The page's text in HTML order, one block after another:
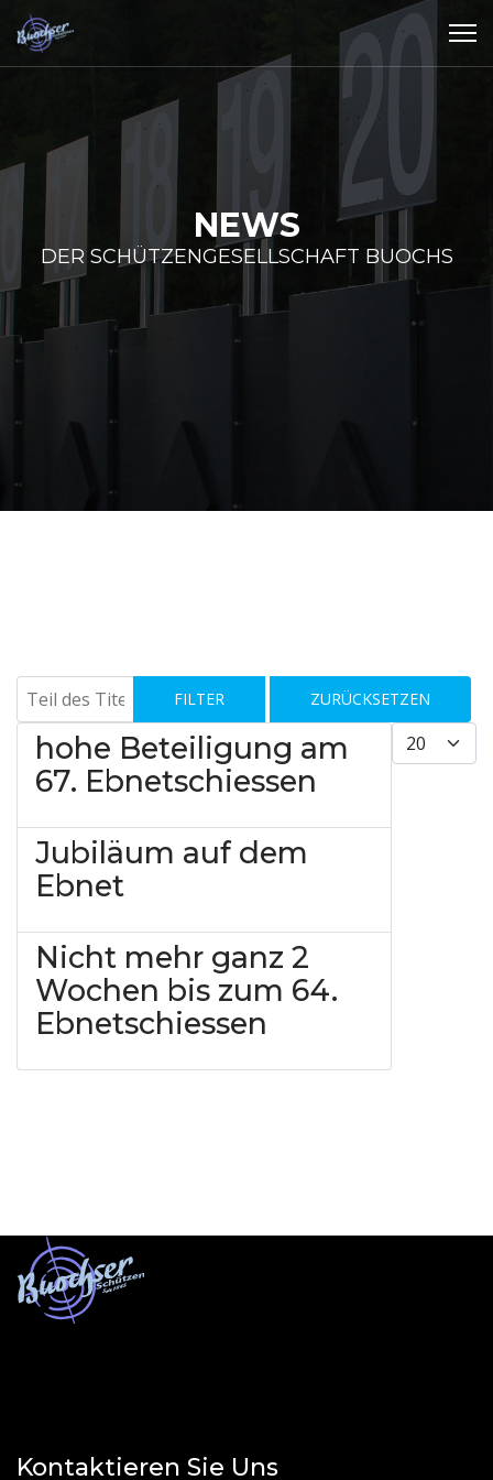
NEWS
DER SCHÜTZENGESELLSCHAFT BUOCHS
Teil des Titels eingeben
FILTER
ZURÜCKSETZEN
Anzeige #
hohe Beteiligung am
67. Ebnetschiessen
Jubiläum auf dem
Ebnet
Nicht mehr ganz 2
Wochen bis zum 64.
Ebnetschiessen
Kontaktieren Sie Uns